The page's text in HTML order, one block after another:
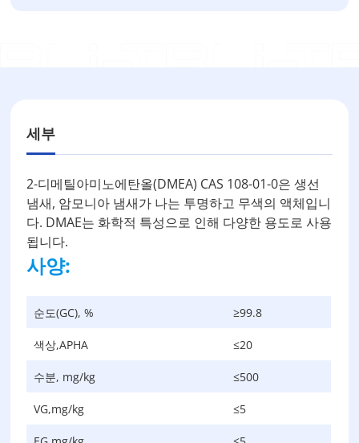
세부
2-디메틸아미노에탄올(DMEA) CAS 108-01-0은 생선
냄새, 암모니아 냄새가 나는 투명하고 무색의 액체입니
다. DMAE는 화학적 특성으로 인해 다양한 용도로 사용
됩니다.
사양:
순도(GC), % ≥99.8
색상,APHA ≤20
수분, mg/kg ≤500
VG,mg/kg ≤5